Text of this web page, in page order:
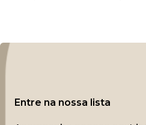
Entre na nossa lista